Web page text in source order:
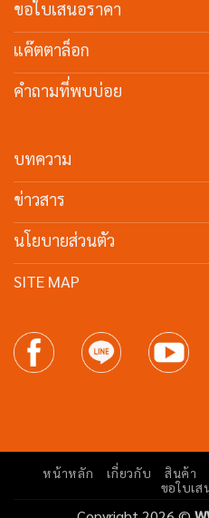
ขอใบเสนอราคา
แค๊ตตาล็อก
คำถามที่พบบ่อย
บทความ
ข่าวสาร
นโยบายส่วนตัว
SITE MAP
หน้าหลัก เกี่ยวกับ สินค้า
ขอใบเส